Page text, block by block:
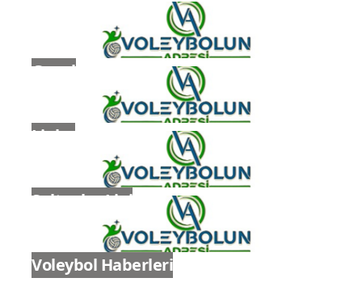
Genel
Ligler
Sultanlar Ligi
Voleybol Haberleri